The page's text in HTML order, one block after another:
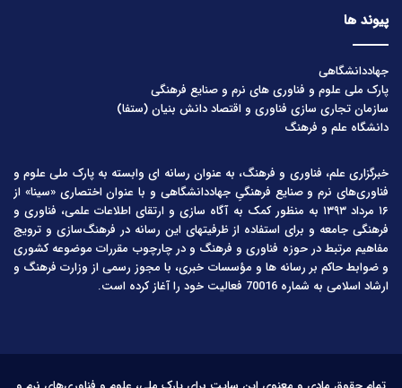
پیوند ها
جهاددانشگاهی
پارک ملی علوم و فناوری های نرم و صنایع فرهنگی
سازمان تجاری سازی فناوری و اقتصاد دانش بنیان (ستفا)
دانشگاه علم و فرهنگ
خبرگزاری علم، فناوری و فرهنگ، به عنوان رسانه ای وابسته به پارک ملی علوم و
فناوری‌های نرم و صنایع فرهنگیِ جهاددانشگاهی و با عنوان اختصاری «سینا» از
۱۶ مرداد ۱۳۹۳ به منظور کمک به آگاه سازی و ارتقای اطلاعات علمی، فناوری و
فرهنگی جامعه و برای استفاده از ظرفیتهای این رسانه در فرهنگ‌سازی و ترویج
مفاهیم مرتبط در حوزه فناوری و فرهنگ و در چارچوب مقررات موضوعه کشوری
و ضوابط حاکم بر رسانه ها و مؤسسات خبری، با مجوز رسمی از وزارت فرهنگ و
ارشاد اسلامی به شماره 70016 فعالیت خود را آغاز کرده است.